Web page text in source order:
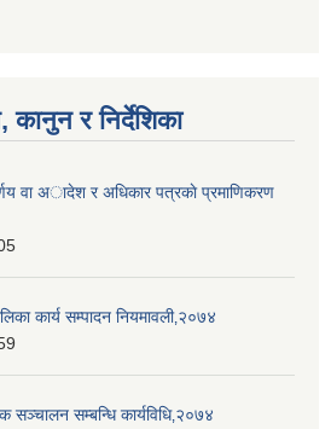
कानुन र निर्देशिका
वा अादेश र अधिकार पत्रकाे प्रमाणिकरण
कार्य सम्पादन नियमावली‚२०७४
सञ्चालन सम्बन्धि कार्यविधि‚२०७४